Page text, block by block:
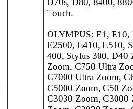
D70s, D80, 8400,
Touch.
OLYMPUS: E1, E10,
E2500, E410, E510,
400, Stylus 300, D40
Zoom, C750 Ultra
C7000 Ultra Zoom,
C5000 Zoom, C50
C3030 Zoom, C3000